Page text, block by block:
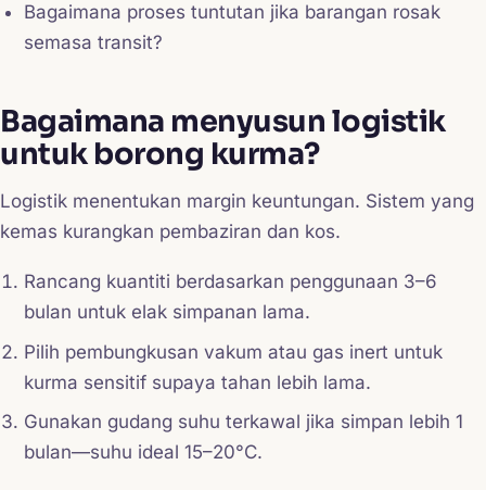
Bagaimana proses tuntutan jika barangan rosak
semasa transit?
Bagaimana menyusun logistik
untuk borong kurma?
Logistik menentukan margin keuntungan. Sistem yang
kemas kurangkan pembaziran dan kos.
Rancang kuantiti berdasarkan penggunaan 3–6
bulan untuk elak simpanan lama.
Pilih pembungkusan vakum atau gas inert untuk
kurma sensitif supaya tahan lebih lama.
Gunakan gudang suhu terkawal jika simpan lebih 1
bulan—suhu ideal 15–20°C.